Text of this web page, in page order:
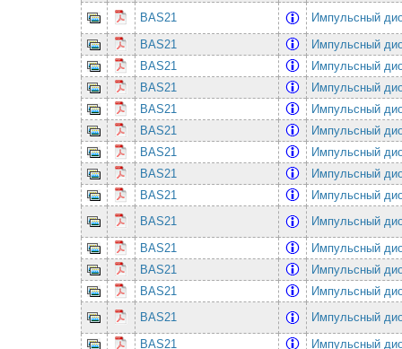
BAS21
Импульсный
BAS21
Импульсный
BAS21
Импульсный
BAS21
Импульсный
BAS21
Импульсный
BAS21
Импульсный
BAS21
Импульсный
BAS21
Импульсный
BAS21
Импульсный
BAS21
Импульсный
BAS21
Импульсный
BAS21
Импульсный
BAS21
Импульсный
BAS21
Импульсный
BAS21
Импульсный